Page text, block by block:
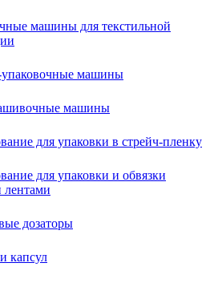
машины для текстильной
упаковочные машины
машины
для упаковки в стрейч-пленку
для упаковки и обвязки
лентами
дозаторы
капсул